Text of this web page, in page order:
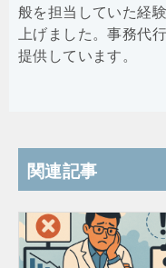
般を担当していた経
上げました。事務代
提供しています。
関連記事